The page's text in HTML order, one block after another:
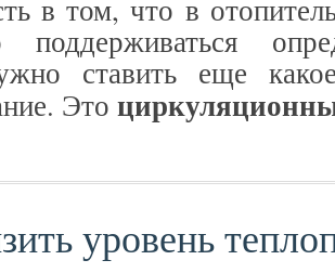
в том, что в
поддерживаться
ставить еще
Это
уровень